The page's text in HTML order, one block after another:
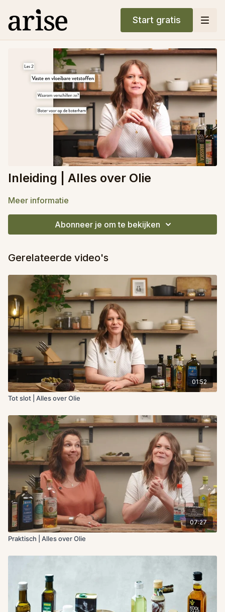
Start gratis
Inleiding | Alles over Olie
Meer informatie
Abonneer je om te bekijken
Gerelateerde video's
01:52
Tot slot | Alles over Olie
07:27
Praktisch | Alles over Olie